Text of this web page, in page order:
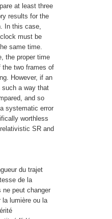
at least three
results for the
In this case,
must be
same time.
the proper time
the two frames of
However, if an
such a way that
and so
systematic error
worthless
SR and
du trajet
de la
ne peut changer
la lumière ou la